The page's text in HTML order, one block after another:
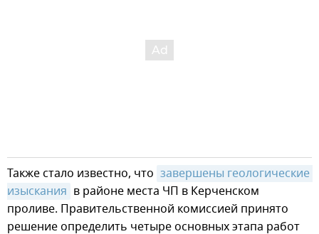
Также стало известно, что завершены геологические
изыскания в районе места ЧП в Керченском
проливе. Правительственной комиссией принято
решение определить четыре основных этапа работ